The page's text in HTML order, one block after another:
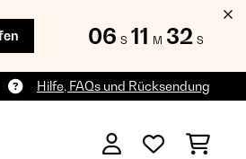
06 S 11 M 31 S
Hilfe, FAQs und Rücksendung